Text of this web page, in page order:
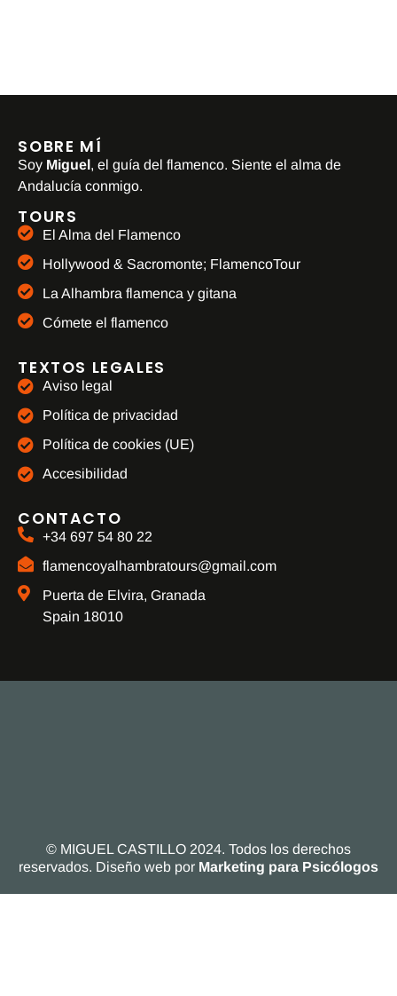
SOBRE MÍ
Soy Miguel, el guía del flamenco. Siente el alma de
Andalucía conmigo.
TOURS
El Alma del Flamenco
Hollywood & Sacromonte; FlamencoTour
La Alhambra flamenca y gitana
Cómete el flamenco
TEXTOS LEGALES
Aviso legal
Política de privacidad
Política de cookies (UE)
Accesibilidad
CONTACTO
+34 697 54 80 22
flamencoyalhambratours@gmail.com
Puerta de Elvira, Granada
Spain 18010
© MIGUEL CASTILLO 2024. Todos los derechos
reservados. Diseño web por Marketing para Psicólogos